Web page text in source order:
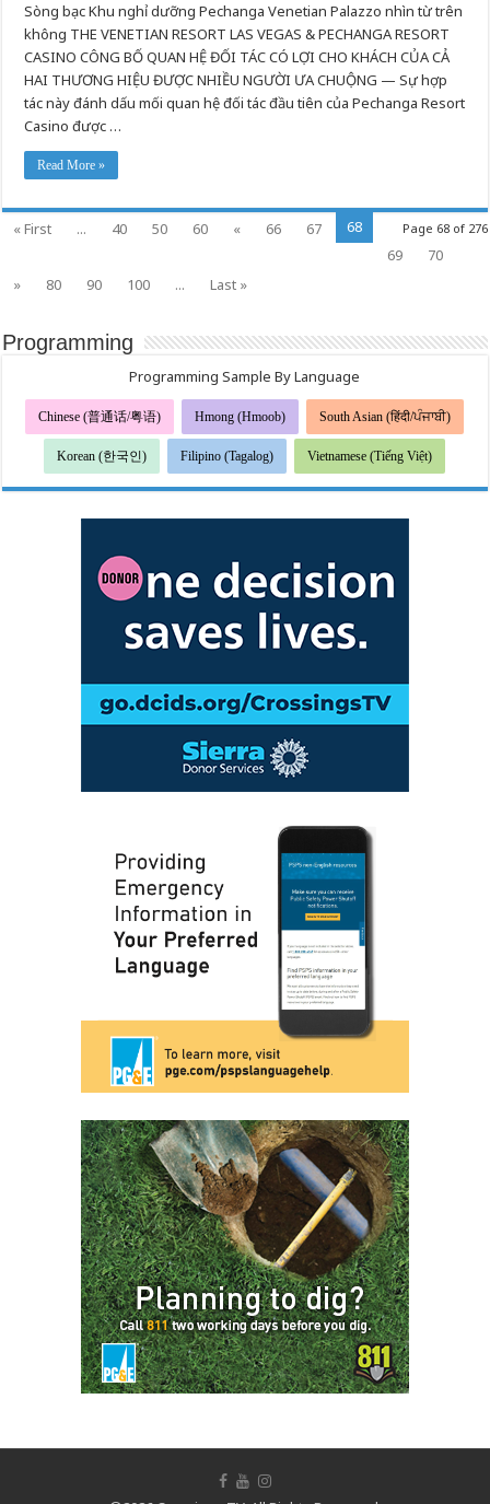
hệ
đối
tác
giữa
Pechanga
Resort
Casino
và
The
Sòng bạc Khu nghỉ dưỡng Pechanga Venetian Palazzo nhìn từ trên
không THE VENETIAN RESORT LAS VEGAS & PECHANGA RESORT
CASINO CÔNG BỐ QUAN HỆ ĐỐI TÁC CÓ LỢI CHO KHÁCH CỦA CẢ
HAI THƯƠNG HIỆU ĐƯỢC NHIỀU NGƯỜI ƯA CHUỘNG — Sự hợp
tác này đánh dấu mối quan hệ đối tác đầu tiên của Pechanga Resort
Casino được …
Read More »
Page 68 of 276
« First ... 40 50 60 « 66 67
68
69
70
»
80 90 100 ... Last »
Programming
Programming Sample By Language
Chinese (普通话/粤语) Hmong (Hmoob) South Asian (हिंदी/ਪੰਜਾਬੀ)
Korean (한국인) Filipino (Tagalog) Vietnamese (Tiếng Việt)